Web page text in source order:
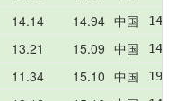
14.14 14.94 中国
13.21 15.09 中国
11.34 15.10 中国